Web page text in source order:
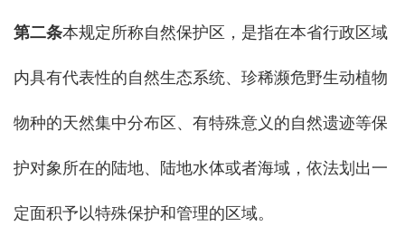
第二条本规定所称自然保护区，是指在本省行政区域
内具有代表性的自然生态系统、珍稀濒危野生动植物
物种的天然集中分布区、有特殊意义的自然遗迹等保
护对象所在的陆地、陆地水体或者海域，依法划出一
定面积予以特殊保护和管理的区域。